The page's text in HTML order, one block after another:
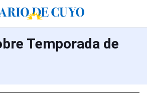
Temporada de